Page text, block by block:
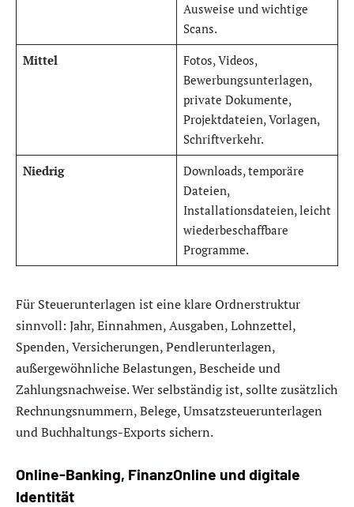
Ausweise und wichtige
Scans.
Mittel
Fotos, Videos,
Bewerbungsunterlagen,
private Dokumente,
Projektdateien, Vorlagen,
Schriftverkehr.
Niedrig
Downloads, temporäre
Dateien,
Installationsdateien, leicht
wiederbeschaffbare
Programme.
Für Steuerunterlagen ist eine klare Ordnerstruktur
sinnvoll: Jahr, Einnahmen, Ausgaben, Lohnzettel,
Spenden, Versicherungen, Pendlerunterlagen,
außergewöhnliche Belastungen, Bescheide und
Zahlungsnachweise. Wer selbständig ist, sollte zusätzlich
Rechnungsnummern, Belege, Umsatzsteuerunterlagen
und Buchhaltungs-Exports sichern.
Online-Banking, FinanzOnline und digitale
Identität